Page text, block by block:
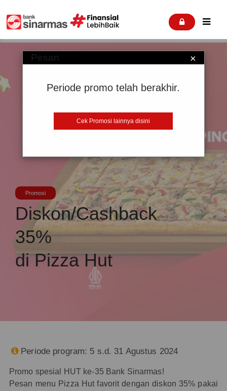
 
Promosi
Diskon/Cashback
35%
di Pizza Hut
 Periode program: 5 s.d. 31 Agustus 2024
Promo spesial HUT ke-35 Bank Sinarmas!
Pesan menu Pizza Hut favorit dengan diskon 35% pakai
×
Pesan
Periode promo telah berakhir.
Cek Promosi lainnya disini